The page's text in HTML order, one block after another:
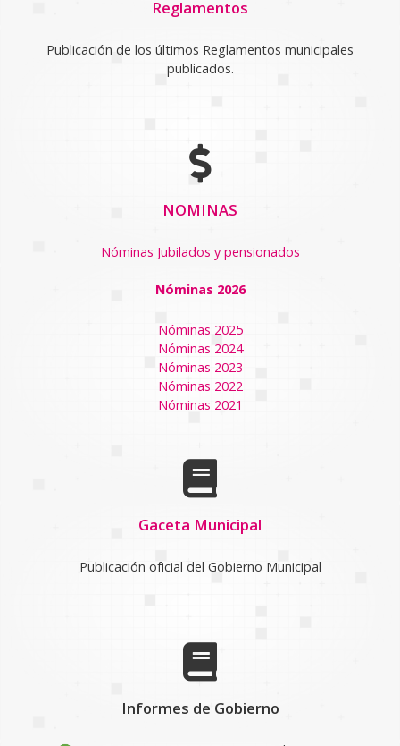
Reglamentos
Publicación de los últimos Reglamentos municipales
publicados.
NOMINAS
Nóminas Jubilados y pensionados
Nóminas 2026
Nóminas 2025
Nóminas 2024
Nóminas 2023
Nóminas 2022
Nóminas 2021
Gaceta Municipal
Publicación oficial del Gobierno Municipal
Informes de Gobierno